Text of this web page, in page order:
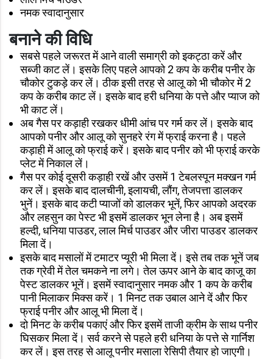
नमक स्वादानुसार
बनाने की विधि
सबसे पहले जरूरत में आने वाली समाग्री को इकट्ठा करें और
सब्जी काट लें। इसके लिए पहले आपको 2 कप के करीब पनीर के
चौकोर टुकड़े कर लें। ठीक इसी तरह से आलू को भी चौकोर में 2
कप के करीब काट लें। इसके बाद हरी धनिया के पत्ते और प्याज को
भी काट लें।
अब गैस पर कड़ाही रखकर धीमी आंच पर गर्म कर लें। इसके बाद
आपको पनीर और आलू को सुनहरे रंग में फ्राई करना है। पहले
कड़ाही में आलू को फ्राई करें। इसके बाद पनीर को भी फ्राई करके
प्लेट में निकाल लें।
गैस पर कोई दूसरी कड़ाही रखें और उसमें 1 टेबलस्पून मक्खन गर्म
कर लें। इसके बाद दालचीनी, इलायची, लौंग, तेजपत्ता डालकर
भुनें। इसके बाद कटी प्याजों को डालकर भूनें, फिर आपको अदरक
और लहसुन का पेस्ट भी इसमें डालकर भून लेना है। अब इसमें
हल्दी, धनिया पाउडर, लाल मिर्च पाउडर और जीरा पाउडर डालकर
मिला दें।
इसके बाद मसालों में टमाटर प्यूरी भी मिला दें। इसे तब तक भूनें जब
तक ग्रेवी में तेल चमकने ना लगे। तेल ऊपर आने के बाद काजू का
पेस्ट डालकर भूनें। इसमें स्वादानुसार नमक और 1 कप के करीब
पानी मिलाकर मिक्स करें। 1 मिनट तक उबाल आने दें और फिर
फ्राई पनीर और आलू भी मिला दें।
दो मिनट के करीब पकाएं और फिर इसमें ताजी क्रीम के साथ पनीर
घिसकर मिला दें। सर्व करने से पहले हरी धनिया के पत्ते से गार्निश
कर लें। इस तरह से आलू पनीर मसाला रेसिपी तैयार हो जाएगी।